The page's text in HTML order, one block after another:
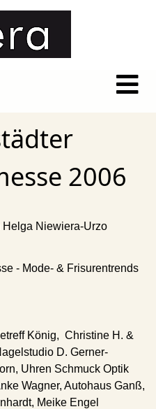
2006
Niewiera-Urzo
- Mode- & Frisurentrends
König, Christine H. &
D. Gerner-
Uhren Schmuck Optik
Wagner, Autohaus Ganß,
Meike Engel